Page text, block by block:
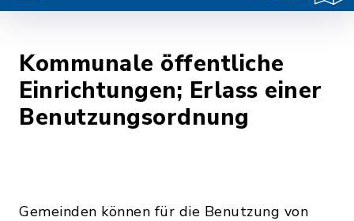
Kommunale öffentliche
Einrichtungen; Erlass einer
Benutzungsordnung
Gemeinden können für die Benutzung von